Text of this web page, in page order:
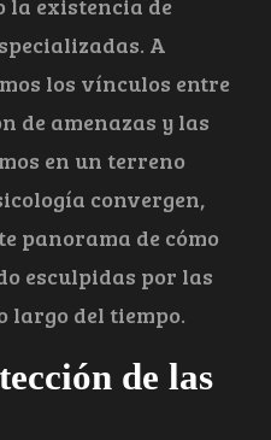
A
los vínculos entre
de amenazas y las
en un terreno
convergen,
panorama de cómo
esculpidas por las
largo del tiempo.
de las